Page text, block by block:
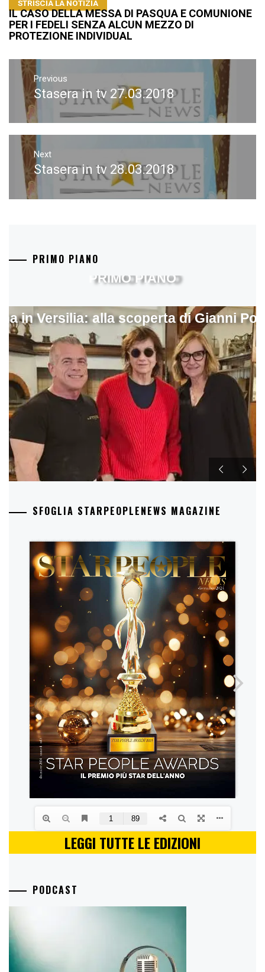
STRISCIA LA NOTIZIA
IL CASO DELLA MESSA DI PASQUA E COMUNIONE
PER I FEDELI SENZA ALCUN MEZZO DI
PROTEZIONE INDIVIDUAL
Navigazione
articoli
Previous
Previous
post:
Stasera in tv 27.03.2018
Next
Next
post:
Stasera in tv 28.03.2018
PRIMO PIANO
in Versilia: alla scoperta di Gianni
PRIMO PIANO
SFOGLIA STARPEOPLENEWS MAGAZINE
LEGGI TUTTE LE EDIZIONI
PODCAST